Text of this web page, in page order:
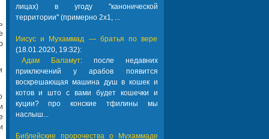
лицах) в угоду "канонической
территории" (примерно 2х1, ...
Иисус и Мухаммад — братья по вере
(18.01.2020, 19:32):
Адам Баламут: после недавних
приключений у арабов появится
воскрешающая машина душ в кошек и
котов и што с вами будет кошечки и
куции? про конские тфилины мы
наслыш...
Библейские пророчества о Мухаммаде